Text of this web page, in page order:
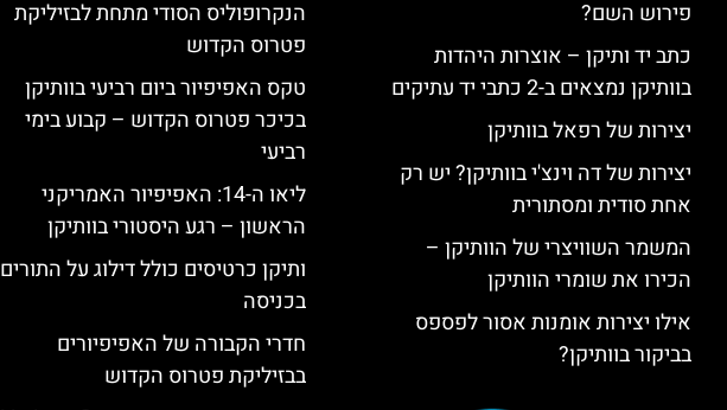
פירוש השם?
כתב יד ותיקן – אוצרות היהדות
בוותיקן נמצאים ב-2 כתבי יד עתיקים
יצירות של רפאל בוותיקן
יצירות של דה וינצ'י בוותיקן? יש רק
אחת סודית ומסתורית
המשמר השוויצרי של הוותיקן –
הכירו את שומרי הוותיקן
אילו יצירות אומנות אסור לפספס
בביקור בוותיקן?
הנקרופוליס הסודי מתחת לבזיליקת
פטרוס הקדוש
טקס האפיפיור ביום רביעי בוותיקן
בכיכר פטרוס הקדוש – קבוע בימי
רביעי
ליאו ה-14: האפיפיור האמריקני
הראשון – רגע היסטורי בוותיקן
ותיקן כרטיסים כולל דילוג על התורים
בכניסה
חדרי הקבורה של האפיפיורים
בבזיליקת פטרוס הקדוש